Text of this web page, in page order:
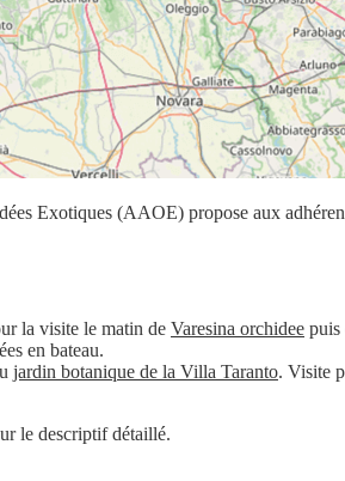
Exotiques (AAOE) propose aux
la visite le matin de Varesina orchidee puis
en bateau.
jardin botanique de la Villa Taranto. Visite
le descriptif détaillé.